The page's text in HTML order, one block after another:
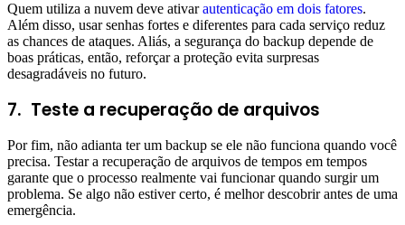
Quem utiliza a nuvem deve ativarautenticação em dois fatores.
Além disso, usar senhas fortes e diferentes para cada serviço reduz
as chances de ataques. Aliás, a segurança do backup depende de
boas práticas, então, reforçar a proteção evita surpresas
desagradáveis no futuro.
7. Teste a recuperação de arquivos
Por fim, não adianta ter um backup se ele não funciona quando você
precisa. Testar a recuperação de arquivos de tempos em tempos
garante que o processo realmente vai funcionar quando surgir um
problema. Se algo não estiver certo, é melhor descobrir antes de uma
emergência.